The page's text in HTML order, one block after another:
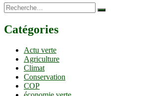
Recherche…
Catégories
Actu verte
Agriculture
Climat
Conservation
COP